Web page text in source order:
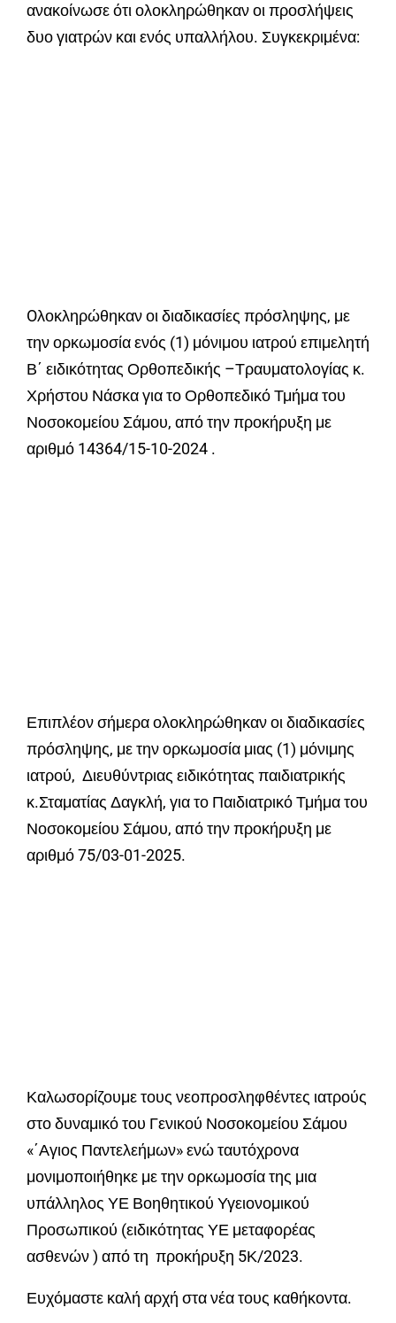
ανακοίνωσε ότι ολοκληρώθηκαν οι προσλήψεις
δυο γιατρών και ενός υπαλλήλου. Συγκεκριμένα:
Oλοκληρώθηκαν οι διαδικασίες πρόσληψης, με
την ορκωμοσία ενός (1) μόνιμου ιατρού επιμελητή
Β΄ ειδικότητας Ορθοπεδικής –Τραυματολογίας κ.
Χρήστου Νάσκα για το Ορθοπεδικό Τμήμα του
Νοσοκομείου Σάμου, από την προκήρυξη με
αριθμό 14364/15-10-2024 .
Επιπλέον σήμερα ολοκληρώθηκαν οι διαδικασίες
πρόσληψης, με την ορκωμοσία μιας (1) μόνιμης
ιατρού, Διευθύντριας ειδικότητας παιδιατρικής
κ.Σταματίας Δαγκλή, για το Παιδιατρικό Τμήμα του
Νοσοκομείου Σάμου, από την προκήρυξη με
αριθμό 75/03-01-2025.
Καλωσορίζουμε τους νεοπροσληφθέντες ιατρούς
στο δυναμικό του Γενικού Νοσοκομείου Σάμου
«΄Αγιος Παντελεήμων» ενώ ταυτόχρονα
μονιμοποιήθηκε με την ορκωμοσία της μια
υπάλληλος ΥΕ Βοηθητικού Υγειονομικού
Προσωπικού (ειδικότητας ΥΕ μεταφορέας
ασθενών ) από τη προκήρυξη 5Κ/2023.
Ευχόμαστε καλή αρχή στα νέα τους καθήκοντα.